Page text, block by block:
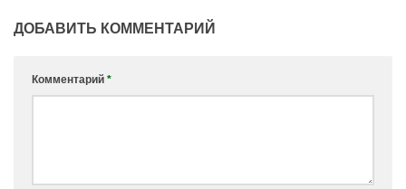
ДОБАВИТЬ КОММЕНТАРИЙ
Комментарий *